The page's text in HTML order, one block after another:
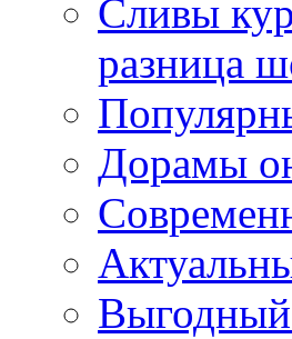
Сливы
разница
Дорамы
Выгодный